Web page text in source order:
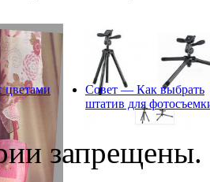
цветами
Совет — Как выбрать
штатив для
запрещены.